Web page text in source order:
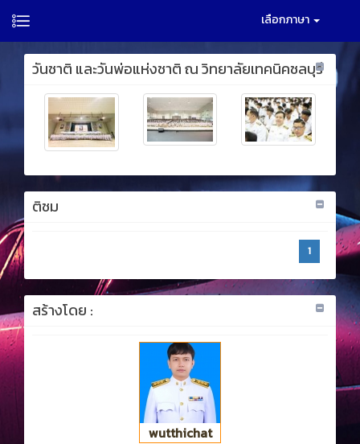
เลือกภาษา
วันชาติ และวันพ่อแห่งชาติ ณ วิทยาลัยเทคนิคชลบุรี
ติชม
1
สร้างโดย :
wutthichat